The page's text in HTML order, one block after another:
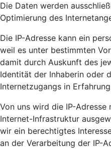
Die Daten werden
Optimierung des
Die IP-Adresse kann ein
weil es unter bestimmten
damit durch Auskunft des
Identität der Inhaberin oder
Internetzugangs in
Von uns wird die IP-
Internet-Infrastruktur
wir ein berechtigtes
an der Verarbeitung der IP-